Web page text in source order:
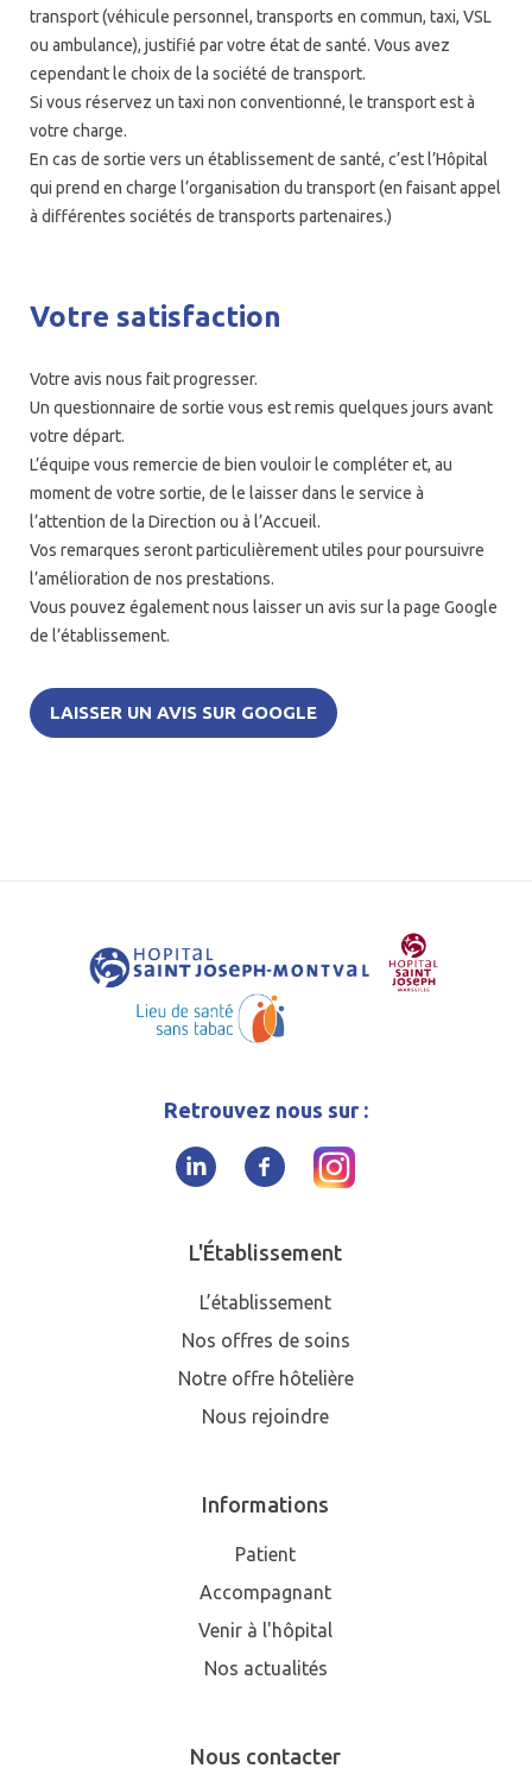
transport (véhicule personnel, transports en commun, taxi, VSL
ou ambulance), justifié par votre état de santé. Vous avez
cependant le choix de la société de transport.
Si vous réservez un taxi non conventionné, le transport est à
votre charge.
En cas de sortie vers un établissement de santé, c’est l’Hôpital
qui prend en charge l’organisation du transport (en faisant appel
à différentes sociétés de transports partenaires.)
Votre satisfaction
Votre avis nous fait progresser.
Un questionnaire de sortie vous est remis quelques jours avant
votre départ.
L’équipe vous remercie de bien vouloir le compléter et, au
moment de votre sortie, de le laisser dans le service à
l’attention de la Direction ou à l’Accueil.
Vos remarques seront particulièrement utiles pour poursuivre
l’amélioration de nos prestations.
Vous pouvez également nous laisser un avis sur la page Google
de l’établissement.
LAISSER UN AVIS SUR GOOGLE
Retrouvez nous sur :
L'Établissement
L’établissement
Nos offres de soins
Notre offre hôtelière
Nous rejoindre
Informations
Patient
Accompagnant
Venir à l'hôpital
Nos actualités
Nous contacter